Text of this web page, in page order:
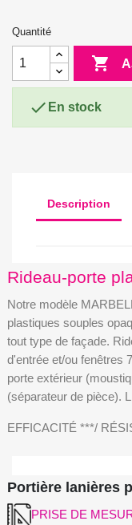
Quantité

 En stock
Description
Rideau-porte
Notre modèle
plastiques souples
tout type de façade.
d'entrée et/ou fenêtres
porte extérieur
(séparateur de pièce).
EFFICACITÉ ***/
Portière lanières
PRISE DE